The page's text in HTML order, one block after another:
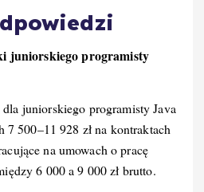
juniorskiego programisty
juniorskiego programisty Java
7 500–11 928 zł na kontraktach
na umowach o pracę
6 000 a 9 000 zł brutto.